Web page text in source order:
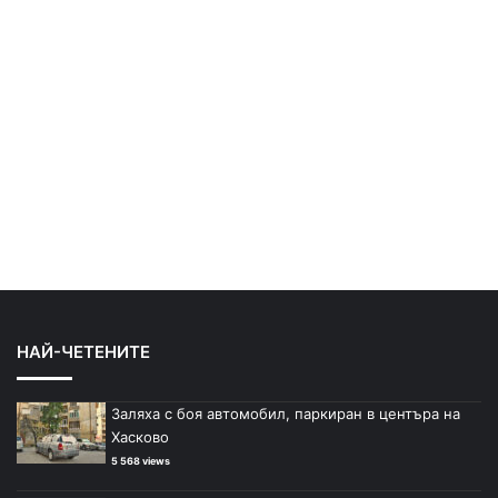
НАЙ-ЧЕТЕНИТЕ
Заляха с боя автомобил, паркиран в центъра на
Хасково
5 568 views